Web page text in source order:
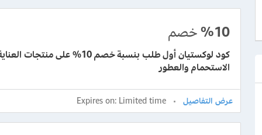
%10خصم
كود لوكستيان أول طلب بنسبة خصم 10% على
الاستحمام والعطور
Expires on: Limited time